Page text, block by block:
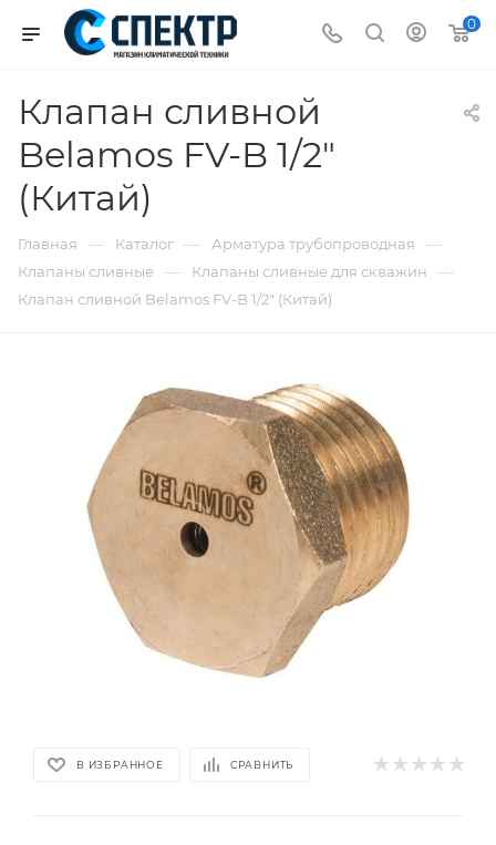
0
Клапан сливной
Belamos FV-B 1/2"
(Китай)
Главная — Каталог — Арматура трубопроводная —
Клапаны сливные — Клапаны сливные для скважин —
Клапан сливной Belamos FV-B 1/2" (Китай)
В ИЗБРАННОЕ СРАВНИТЬ